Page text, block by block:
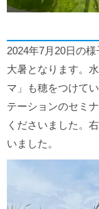
2024年7月20日の
大暑となります。
マ」も穂をつけて
テーションのセミ
くださいました。
いました。